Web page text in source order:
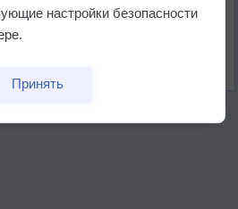
повлияло на ареал обитания
настройки безопасности
Принять